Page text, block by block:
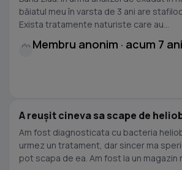
băiatul meu în varsta de 3 ani are
Exista tratamente naturiste care au...
Membru anonim · acum 7 ani
A reușit cineva sa scape de
Am fost diagnosticata cu bacteria
urmez un tratament, dar sincer ma
pot scapa de ea. Am fost la un magazin